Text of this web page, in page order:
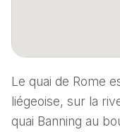
Le quai de Rome
liégeoise, sur la
quai Banning au